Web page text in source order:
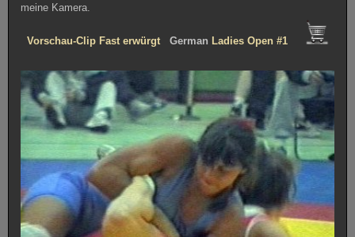
meine Kamera.
Vorschau-Clip Fast erwürgt German Ladies Open #1